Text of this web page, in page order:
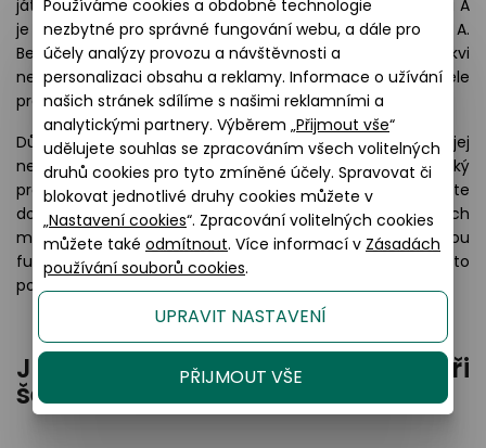
játra, maso, vejce nebo rybí tuk. Provitamínem vitamínu A
je betakaroten, z něhož se v těle vytváří vitamín A.
Betakaroten je ve žlutooranžové zelenině, třeba v mrkvi
nebo paprice. Přeměna karotenoidů na vitamín A v těle
probíhá za přítomnosti tuků.
Důvodem, proč očím vitamín A chybí, může být, že jej
nepřijímáme dostatek ve stravě, nebo že má tělo nějaký
problém s jeho zpracováním. Určitě nic nezkazíte
doplněním luteinu, zeaxantinu a omega 3 nenasycených
mastných kyselin, tedy látek nezbytných pro správnou
funkci světločivých buněk. Pokud tedy jíte správně a přesto
potíže trvají, je namístě diskuze s odborným lékařem.
Jaká je tedy pomoc při
šerosleposti?
Používáme cookies a obdobné technologie
nezbytné pro správné fungování webu, a dále pro
účely analýzy provozu a návštěvnosti a
personalizaci obsahu a reklamy. Informace o užívání
našich stránek sdílíme s našimi reklamními a
analytickými partnery. Výběrem „Přijmout vše“
udělujete souhlas se zpracováním všech volitelných
druhů cookies pro tyto zmíněné účely. Spravovat či
blokovat jednotlivé druhy cookies můžete v
„Nastavení cookies“. Zpracování volitelných cookies
můžete také odmítnout. Více informací v Zásadách
používání souborů cookies.
UPRAVIT NASTAVENÍ
PŘIJMOUT VŠE